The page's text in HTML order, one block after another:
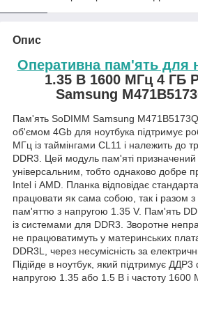
Опис
Оперативна пам'ять для
1.35 В 1600 МГц 4 ГБ
Samsung
Пам'ять SoDIMM Samsung
об'ємом 4Gb для ноутбука підтримує
МГц із таймінгами CL11 і належить до
DDR3. Цей модуль пам'яті призначений
універсальним, тобто однаково добре
Intel і AMD. Планка відповідає
працювати як сама собою, так і разом
пам'яттю з напругою 1.35 V. Пам'ять
із системами для DDR3. Зворотне
не працюватимуть у материнських
DDR3L, через несумісність за
Підійде в ноутбук, який підтримує
напругою 1.35 або 1.5 В і частоту 1600